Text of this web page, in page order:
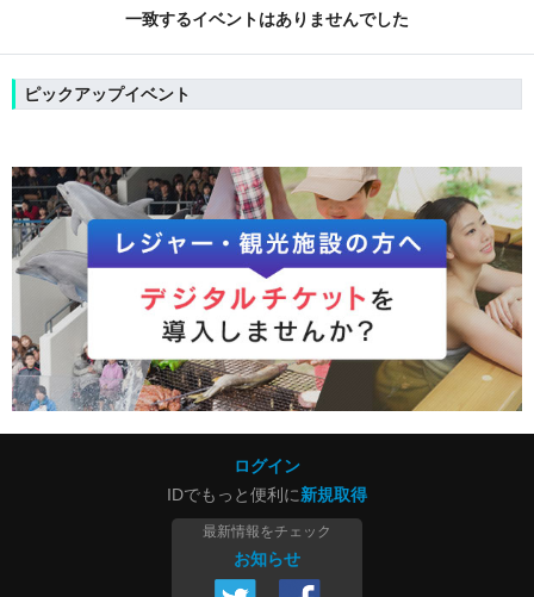
一致するイベントはありませんでした
ピックアップイベント
ログイン
IDでもっと便利に新規取得
最新情報をチェック
お知らせ